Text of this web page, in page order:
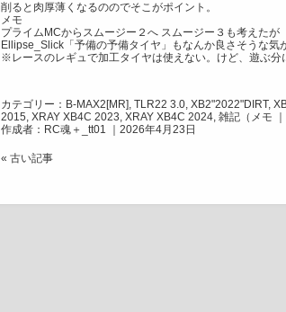
削ると肉厚薄くなるののでそこがポイント。
メモ
プライムMCからスムージー２へ スムージー３も考えたが
Ellipse_Slick「予備の予備タイヤ」もなんか良さそうな気
※レースのレギュで加工タイヤは使えない。けど、遊ぶ分
カテゴリー： B-MAX2[MR], TLR22 3.0, XB2"2022"DIRT,
2015, XRAY XB4C 2023, XRAY XB4C 2024, 雑記（メモ
作成者：RC魂＋_tt01 ｜2026年4月23日
« 古い記事